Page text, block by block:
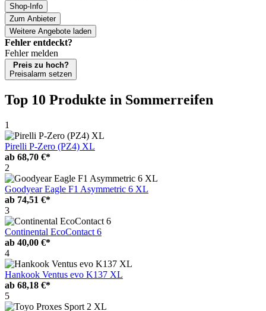
Shop-Info
Zum Anbieter
Weitere Angebote laden
Fehler entdeckt?
Fehler melden
Preis zu hoch?
Preisalarm setzen
Top 10 Produkte in Sommerreifen
1
Pirelli P-Zero (PZ4) XL
ab 68,70 €*
2
Goodyear Eagle F1 Asymmetric 6 XL
ab 74,51 €*
3
Continental EcoContact 6
ab 40,00 €*
4
Hankook Ventus evo K137 XL
ab 68,18 €*
5